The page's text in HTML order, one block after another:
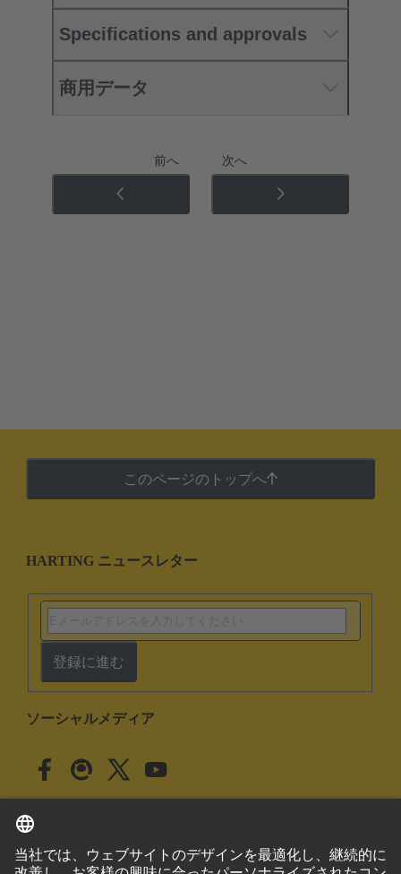
Specifications and approvals
商用データ
前へ 次へ
このページのトップへ
HARTING ニュースレター
登録に進む
ソーシャルメディア
日本 日本語